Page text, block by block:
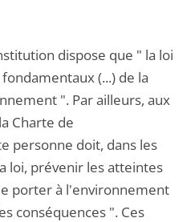
dispose que " la loi
(...) de la
". Par ailleurs, aux
Charte de
personne doit, dans les
loi, prévenir les atteintes
porter à l'environnement
conséquences ". Ces